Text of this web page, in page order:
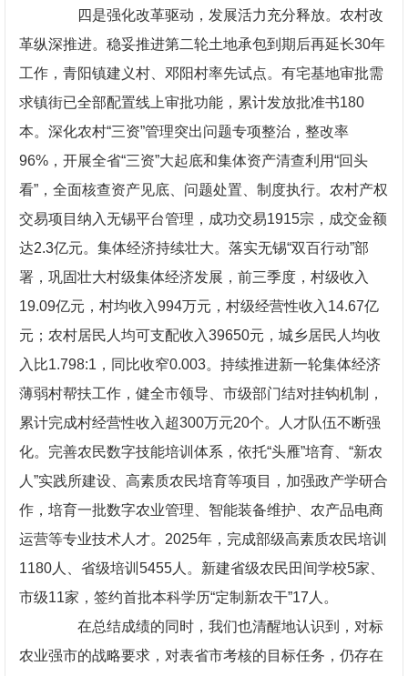
四是强化改革驱动，发展活力充分释放。农村改
革纵深推进。稳妥推进第二轮土地承包到期后再延长30年
工作，青阳镇建义村、邓阳村率先试点。有宅基地审批需
求镇街已全部配置线上审批功能，累计发放批准书180
本。深化农村“三资”管理突出问题专项整治，整改率
96%，开展全省“三资”大起底和集体资产清查利用“回头
看”，全面核查资产见底、问题处置、制度执行。农村产权
交易项目纳入无锡平台管理，成功交易1915宗，成交金额
达2.3亿元。集体经济持续壮大。落实无锡“双百行动”部
署，巩固壮大村级集体经济发展，前三季度，村级收入
19.09亿元，村均收入994万元，村级经营性收入14.67亿
元；农村居民人均可支配收入39650元，城乡居民人均收
入比1.798:1，同比收窄0.003。持续推进新一轮集体经济
薄弱村帮扶工作，健全市领导、市级部门结对挂钩机制，
累计完成村经营性收入超300万元20个。人才队伍不断强
化。完善农民数字技能培训体系，依托“头雁”培育、“新农
人”实践所建设、高素质农民培育等项目，加强政产学研合
作，培育一批数字农业管理、智能装备维护、农产品电商
运营等专业技术人才。2025年，完成部级高素质农民培训
1180人、省级培训5455人。新建省级农民田间学校5家、
市级11家，签约首批本科学历“定制新农干”17人。
在总结成绩的同时，我们也清醒地认识到，对标
农业强市的战略要求，对表省市考核的目标任务，仍存在